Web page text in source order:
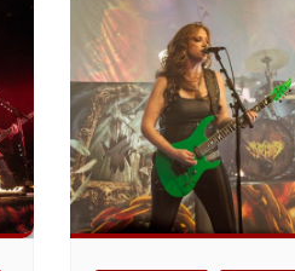
Veranstaltungsorte
Weitere